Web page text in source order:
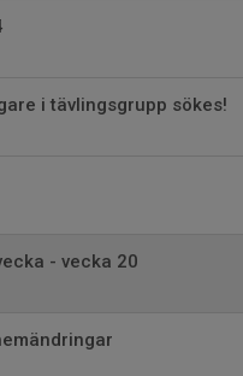
i tävlingsgrupp sökes!
- vecka 20